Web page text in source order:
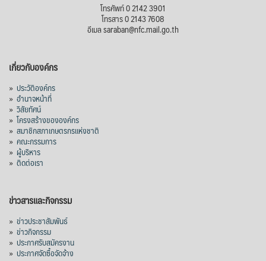
โทรศัพท์ 0 2142 3901
โทรสาร 0 2143 7608
อีเมล saraban@nfc.mail.go.th
เกี่ยวกับองค์กร
» ประวัติองค์กร
» อำนาจหน้าที่
» วิสัยทัศน์
» โครงสร้างขององค์กร
» สมาชิกสภาเกษตรกรแห่งชาติ
» คณะกรรมการ
» ผู้บริหาร
» ติดต่อเรา
ข่าวสารและกิจกรรม
» ข่าวประชาสัมพันธ์
» ข่าวกิจกรรม
» ประกาศรับสมัครงาน
» ประกาศจัดซื้อจัดจ้าง